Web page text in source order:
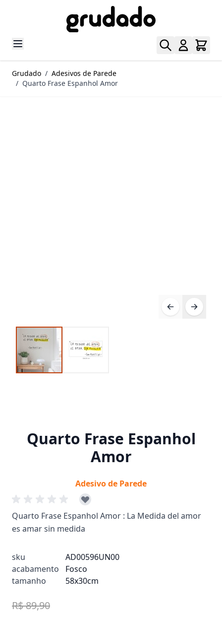
Grudado / Adesivos de Parede
/ Quarto Frase Espanhol Amor
Quarto Frase Espanhol
Amor
Adesivo de Parede
Quarto Frase Espanhol Amor : La Medida del amor
es amar sin medida
sku
AD00596UN00
acabamento
Fosco
tamanho
58x30cm
R$ 89,90